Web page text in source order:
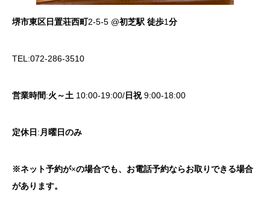
堺市東区日置荘西町2-5-5 @初芝駅 徒歩1分
TEL:072-286-3510
営業時間:火～土 10:00-19:00/日祝9:00-18:00
定休日 : 月曜日のみ
※ネット予約が×の場合でも、お電話予約ならお取りできる場合
があります。